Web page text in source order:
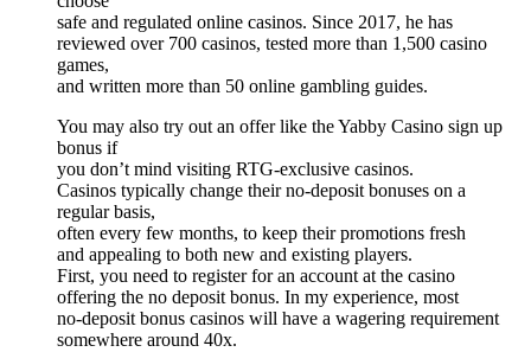
safe and regulated online casinos. Since 2017, he has
reviewed over 700 casinos, tested more than 1,500 casino
games,
and written more than 50 online gambling guides.
You may also try out an offer like the Yabby Casino sign up
bonus if
you don’t mind visiting RTG-exclusive casinos.
Casinos typically change their no-deposit bonuses on a
regular basis,
often every few months, to keep their promotions fresh
and appealing to both new and existing players.
First, you need to register for an account at the casino
offering the no deposit bonus. In my experience, most
no-deposit bonus casinos will have a wagering requirement
somewhere around 40x.